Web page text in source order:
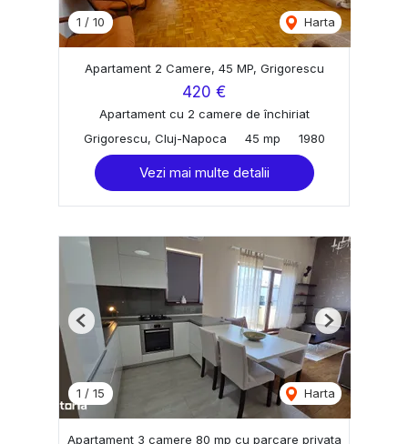
1 / 10 Harta
Apartament 2 Camere, 45 MP, Grigorescu
420 €
Apartament cu 2 camere de închiriat
Grigorescu, Cluj-Napoca
45 mp 1980
Vezi mai multe detalii
1 / 15 Harta
Previous Next
Apartament 3 camere 80 mp cu parcare privata